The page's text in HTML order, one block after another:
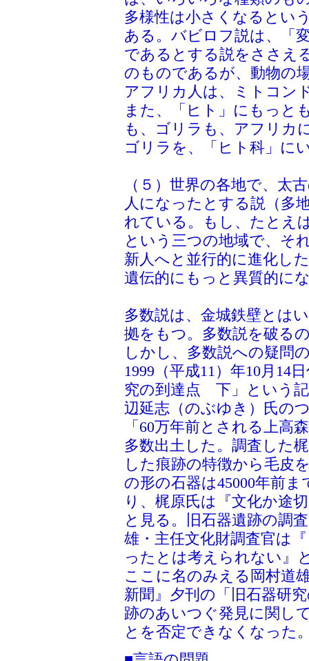
多様性は小さくなるとい
ある。バビロフ説は、「
であるとする説をささえ
のものであるが、動物の
アフリカ人は、ミトコン
また、「ヒト」にもっと
も、ゴリラも、アフリカ
ゴリラを、「ヒト科」に
（５）世界の各地で、太
人になったとする説（多
れている。もし、たとえ
という三つの地域で、そ
新人へと並行的に進化し
遺伝的にもっと異質的に
多数説は、金城鉄壁とは
拠をもつ。多数説を破る
しかし、多数説への疑問
1999（平成11）年10月14
究の到達点 下」という
辺延志（のぶゆき）氏の
「60万年前とされる上高
多数出土した。調査した
した痕跡の特徴から毛皮
の形の石器は45000年前
り、梶原氏は『文化か途
と見る。旧石器遺跡の調
雄・主任文化財調査官は
ったとは考えられない』
ここに名のみえる岡村道
新聞』夕刊の「旧石器研
跡のあいつぐ発見に関し
とを否定できなくなった